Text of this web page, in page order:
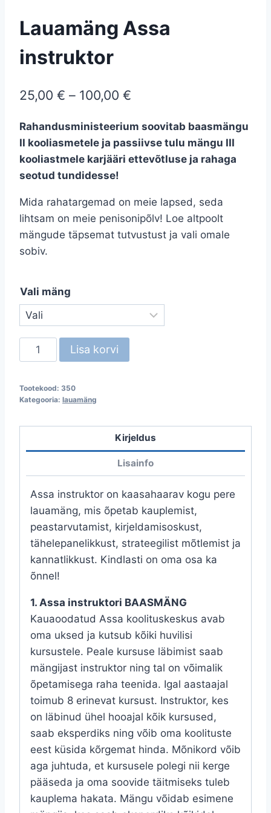
Lauamäng Assa
instruktor
25,00 € – 100,00 €
Rahandusministeerium soovitab baasmängu
II kooliasmetele ja passiivse tulu mängu III
kooliastmele karjääri ettevõtluse ja rahaga
seotud tundidesse!
Mida rahatargemad on meie lapsed, seda
lihtsam on meie penisonipõlv! Loe altpoolt
mängude täpsemat tutvustust ja vali omale
sobiv.
Vali mäng
Lauamäng
Assa
kogus
Lisa korvi
Tootekood: 350
Kategooria: lauamäng
Kirjeldus
Lisainfo
Assa instruktor on kaasahaarav kogu pere
lauamäng, mis õpetab kauplemist,
peastarvutamist, kirjeldamisoskust,
tähelepanelikkust, strateegilist mõtlemist ja
kannatlikkust. Kindlasti on oma osa ka
õnnel!
1. Assa instruktori BAASMÄNG
Kauaoodatud Assa koolituskeskus avab
oma uksed ja kutsub kõiki huvilisi
kursustele. Peale kursuse läbimist saab
mängijast instruktor ning tal on võimalik
õpetamisega raha teenida. Igal aastaajal
toimub 8 erinevat kursust. Instruktor, kes
on läbinud ühel hooajal kõik kursused,
saab eksperdiks ning võib oma koolituste
eest küsida kõrgemat hinda. Mõnikord võib
aga juhtuda, et kursusele polegi nii kerge
pääseda ja oma soovide täitmiseks tuleb
kauplema hakata. Mängu võidab esimene